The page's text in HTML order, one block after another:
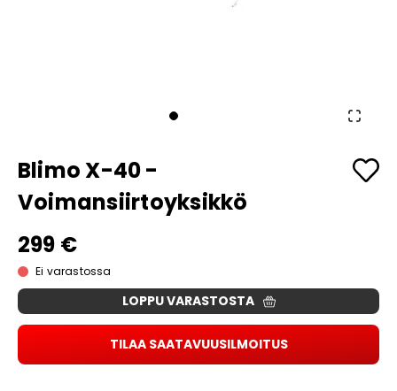
Blimo X-40 -
Voimansiirtoyksikkö
299 €
Ei varastossa
LOPPU VARASTOSTA
TILAA SAATAVUUSILMOITUS